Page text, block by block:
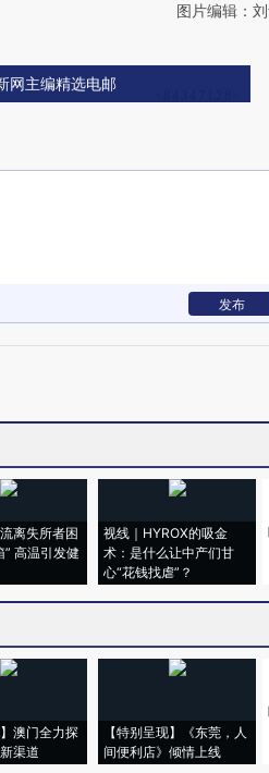
图片编辑：
网主编精选电邮
发布
离失所者困
” 高温引发健
视线｜HYROX的吸金
术：是什么让中产们甘
心“花钱找虐”？
】澳门全力探
渠道
【特别呈现】《东莞，人
间便利店》倾情上线